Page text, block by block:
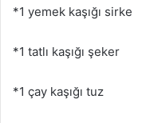
*1 yemek kaşığı sirke
*1 tatlı kaşığı şeker
*1 çay kaşığı tuz